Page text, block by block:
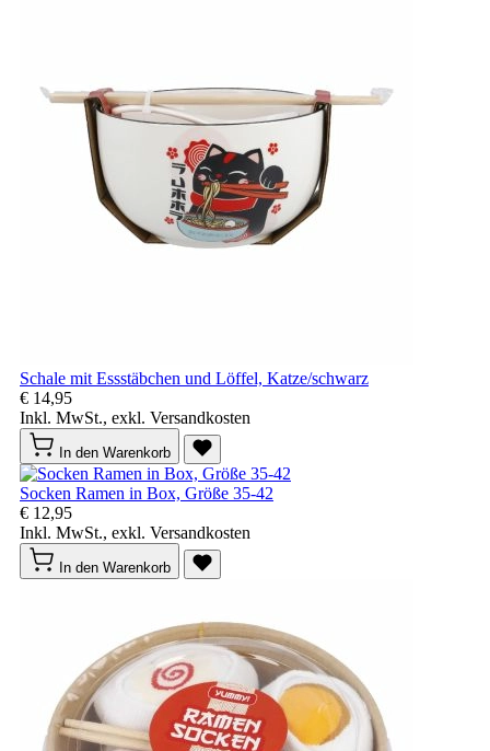
Schale mit Essstäbchen und Löffel, Katze/schwarz
€ 14,95
Inkl. MwSt., exkl. Versandkosten
In den Warenkorb
Socken Ramen in Box, Größe 35-42
€ 12,95
Inkl. MwSt., exkl. Versandkosten
In den Warenkorb